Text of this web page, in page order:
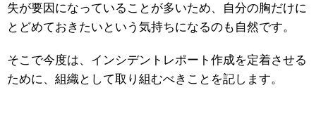
失が要因になっていることが多いため、自分の胸だけに
とどめておきたいという気持ちになるのも自然です。
そこで今度は、インシデントレポート作成を定着させる
ために、組織として取り組むべきことを記します。